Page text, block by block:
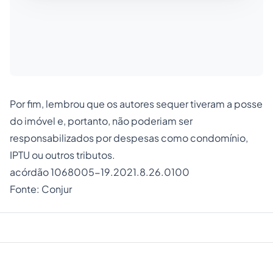
Por fim, lembrou que os autores sequer tiveram a posse
do imóvel e, portanto, não poderiam ser
responsabilizados por despesas como condomínio,
IPTU ou outros tributos.
acórdão 1068005-19.2021.8.26.0100
Fonte: Conjur